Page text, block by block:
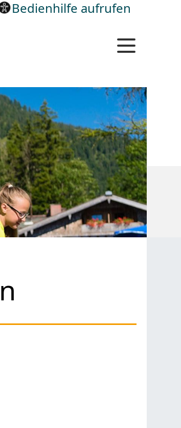
Bedienhilfe aufrufen